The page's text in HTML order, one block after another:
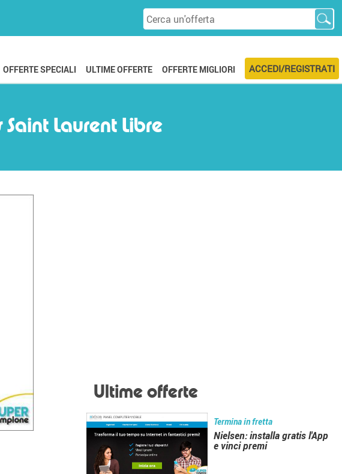
ACCEDI/REGISTRATI
ULTIME OFFERTE OFFERTE MIGLIORI
OFFERTE SPECIALI
Laurent Libre
Ultime offerte
Termina in fretta
Nielsen: installa gratis l'App
e vinci premi